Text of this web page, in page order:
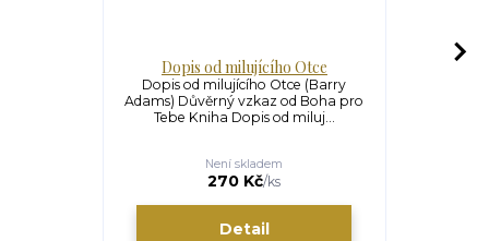
Dopis od milujícího Otce
Dopis od milujícího Otce (Barry
Adams) Důvěrný vzkaz od Boha pro
Tebe Kniha Dopis od miluj...
270 Kč/ks
Není skladem
Detail